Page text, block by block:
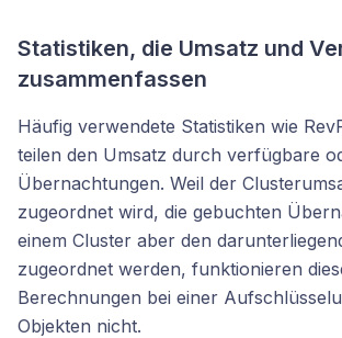
Statistiken, die Umsatz und
zusammenfassen
Häufig verwendete Statistiken wie
teilen den Umsatz durch verfügbare
Übernachtungen. Weil der
zugeordnet wird, die gebuchten
einem Cluster aber den
zugeordnet werden, funktionieren
Berechnungen bei einer
Objekten nicht.